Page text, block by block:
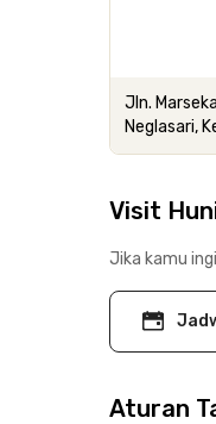
Jln.
Neglasari,
Visit
Jika kamu
Aturan